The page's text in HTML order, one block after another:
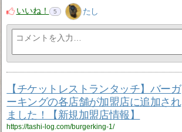
いいね！
5 たし
【チケットレストランタッチ】バーガ
ーキングの各店舗が加盟店に追加され
ました！【新規加盟店情報】
https://tashi-log.com/burgerking-1/